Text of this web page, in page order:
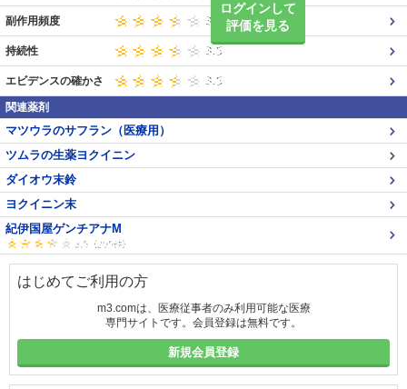
ログインして
評価を見る
副作用頻度
持続性
エビデンスの確かさ
関連薬剤
マツウラのサフラン（医療用）
ツムラの生薬ヨクイニン
ダイオウ末鈴
ヨクイニン末
紀伊国屋ゲンチアナM
はじめてご利用の方
m3.comは、医療従事者のみ利用可能な医療
専門サイトです。会員登録は無料です。
新規会員登録